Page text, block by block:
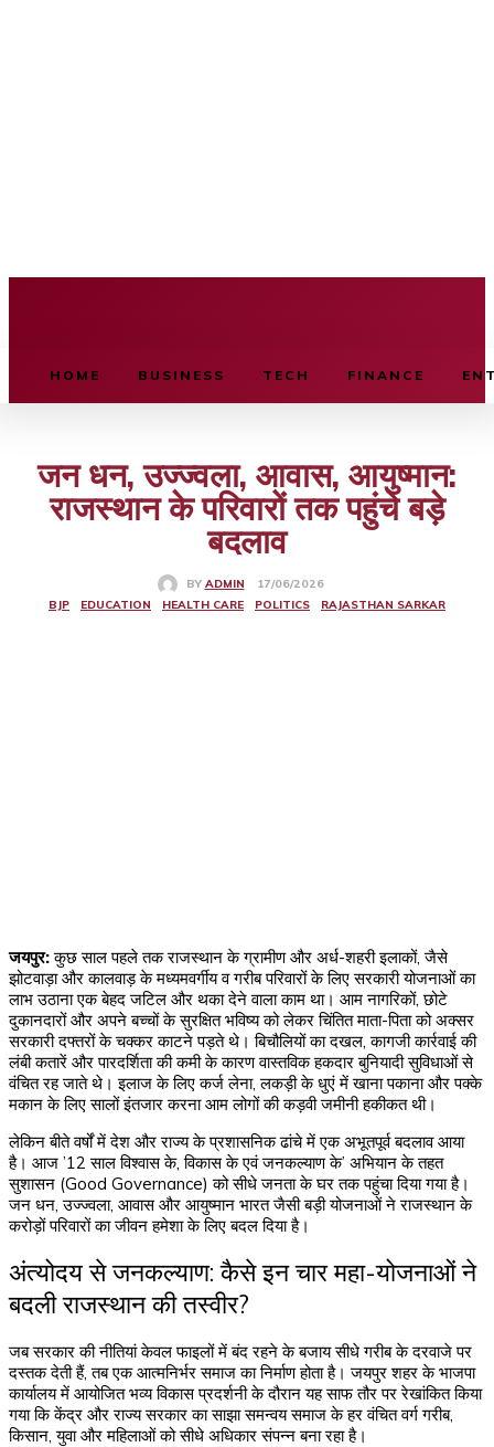
HOME BUSINESS TECH FINANCE
जन धन, उज्ज्वला, आवास, आयुष्मान:
राजस्थान के परिवारों तक पहुंचे बड़े
बदलाव
BY ADMIN
17/06/2026
BJP
EDUCATION HEALTH CARE POLITICS RAJASTHAN SARKAR
जयपुर:कुछ साल पहले तक राजस्थान के ग्रामीण और अर्ध-शहरी इलाकों, जैसे
झोटवाड़ा और कालवाड़ के मध्यमवर्गीय व गरीब परिवारों के लिए सरकारी योजनाओं का
लाभ उठाना एक बेहद जटिल और थका देने वाला काम था। आम नागरिकों, छोटे
दुकानदारों और अपने बच्चों के सुरक्षित भविष्य को लेकर चिंतित माता-पिता को अक्सर
सरकारी दफ्तरों के चक्कर काटने पड़ते थे। बिचौलियों का दखल, कागजी कार्रवाई की
लंबी कतारें और पारदर्शिता की कमी के कारण वास्तविक हकदार बुनियादी सुविधाओं से
वंचित रह जाते थे। इलाज के लिए कर्ज लेना, लकड़ी के धुएं में खाना पकाना और पक्के
मकान के लिए सालों इंतजार करना आम लोगों की कड़वी जमीनी हकीकत थी।
लेकिन बीते वर्षों में देश और राज्य के प्रशासनिक ढांचे में एक अभूतपूर्व बदलाव आया
है। आज ’12 साल विश्वास के, विकास के एवं जनकल्याण के’ अभियान के तहत
सुशासन (Good Governance) को सीधे जनता के घर तक पहुंचा दिया गया है।
जन धन, उज्ज्वला, आवास और आयुष्मान भारत जैसी बड़ी योजनाओं ने राजस्थान के
करोड़ों परिवारों का जीवन हमेशा के लिए बदल दिया है।
अंत्योदय से जनकल्याण: कैसे इन चार महा-योजनाओं ने
बदली राजस्थान की तस्वीर?
जब सरकार की नीतियां केवल फाइलों में बंद रहने के बजाय सीधे गरीब के दरवाजे पर
दस्तक देती हैं, तब एक आत्मनिर्भर समाज का निर्माण होता है। जयपुर शहर के भाजपा
कार्यालय में आयोजित भव्य विकास प्रदर्शनी के दौरान यह साफ तौर पर रेखांकित किया
गया कि केंद्र और राज्य सरकार का साझा समन्वय समाज के हर वंचित वर्ग गरीब,
किसान, युवा और महिलाओं को सीधे अधिकार संपन्न बना रहा है।